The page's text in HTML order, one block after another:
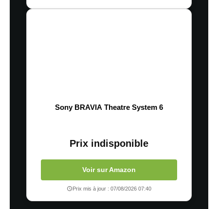
Sony BRAVIA Theatre System 6
Prix indisponible
Voir sur Amazon
Prix mis à jour : 07/08/2026 07:40